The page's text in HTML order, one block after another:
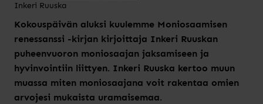
Inkeri Ruuska
Kokouspäivän aluksi kuulemme Moniosaamisen
renessanssi -kirjan kirjoittaja Inkeri Ruuskan
puheenvuoron moniosaajan jaksamiseen ja
hyvinvointiin liittyen. Inkeri Ruuska kertoo muun
muassa miten moniosaajana voit rakentaa omien
arvojesi mukaista uramaisemaa.